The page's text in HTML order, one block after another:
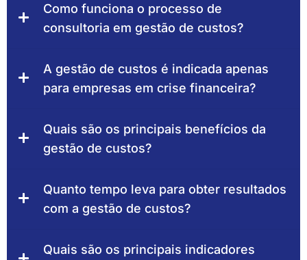
Como funciona o processo de
consultoria em gestão de custos?
A gestão de custos é indicada apenas
para empresas em crise financeira?
Quais são os principais benefícios da
gestão de custos?
Quanto tempo leva para obter resultados
com a gestão de custos?
Quais são os principais indicadores